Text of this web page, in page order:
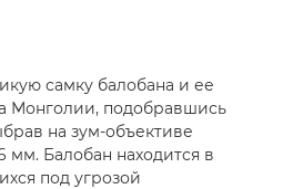
самку балобана и ее
Монголии, подобравшись
на зум-объективе
мм. Балобан находится в
под угрозой